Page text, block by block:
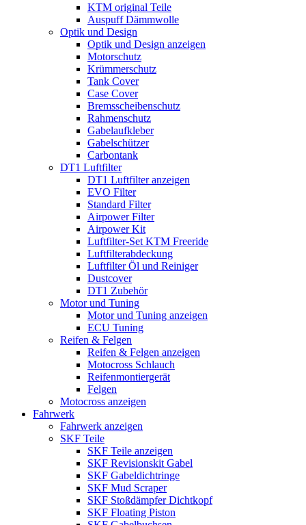
KTM original Teile
Auspuff Dämmwolle
Optik und Design
Optik und Design anzeigen
Motorschutz
Krümmerschutz
Tank Cover
Case Cover
Bremsscheibenschutz
Rahmenschutz
Gabelaufkleber
Gabelschützer
Carbontank
DT1 Luftfilter
DT1 Luftfilter anzeigen
EVO Filter
Standard Filter
Airpower Filter
Airpower Kit
Luftfilter-Set KTM Freeride
Luftfilterabdeckung
Luftfilter Öl und Reiniger
Dustcover
DT1 Zubehör
Motor und Tuning
Motor und Tuning anzeigen
ECU Tuning
Reifen & Felgen
Reifen & Felgen anzeigen
Motocross Schlauch
Reifenmontiergerät
Felgen
Motocross anzeigen
Fahrwerk
Fahrwerk anzeigen
SKF Teile
SKF Teile anzeigen
SKF Revisionskit Gabel
SKF Gabeldichtringe
SKF Mud Scraper
SKF Stoßdämpfer Dichtkopf
SKF Floating Piston